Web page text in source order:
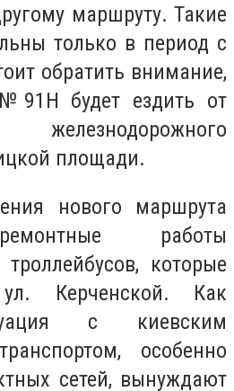
маршруту. Такие
только в период с
обратить внимание,
будет ездить от
железнодорожного
площади.
нового маршрута
работы
которые
Керченской. Как
с киевским
особенно
сетей, вынуждают